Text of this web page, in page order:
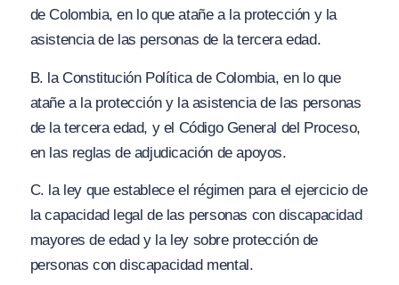
de Colombia, en lo que atañe a la protección y la
asistencia de las personas de la tercera edad.
B. la Constitución Política de Colombia, en lo que
atañe a la protección y la asistencia de las personas
de la tercera edad, y el Código General del Proceso,
en las reglas de adjudicación de apoyos.
C. la ley que establece el régimen para el ejercicio de
la capacidad legal de las personas con discapacidad
mayores de edad y la ley sobre protección de
personas con discapacidad mental.